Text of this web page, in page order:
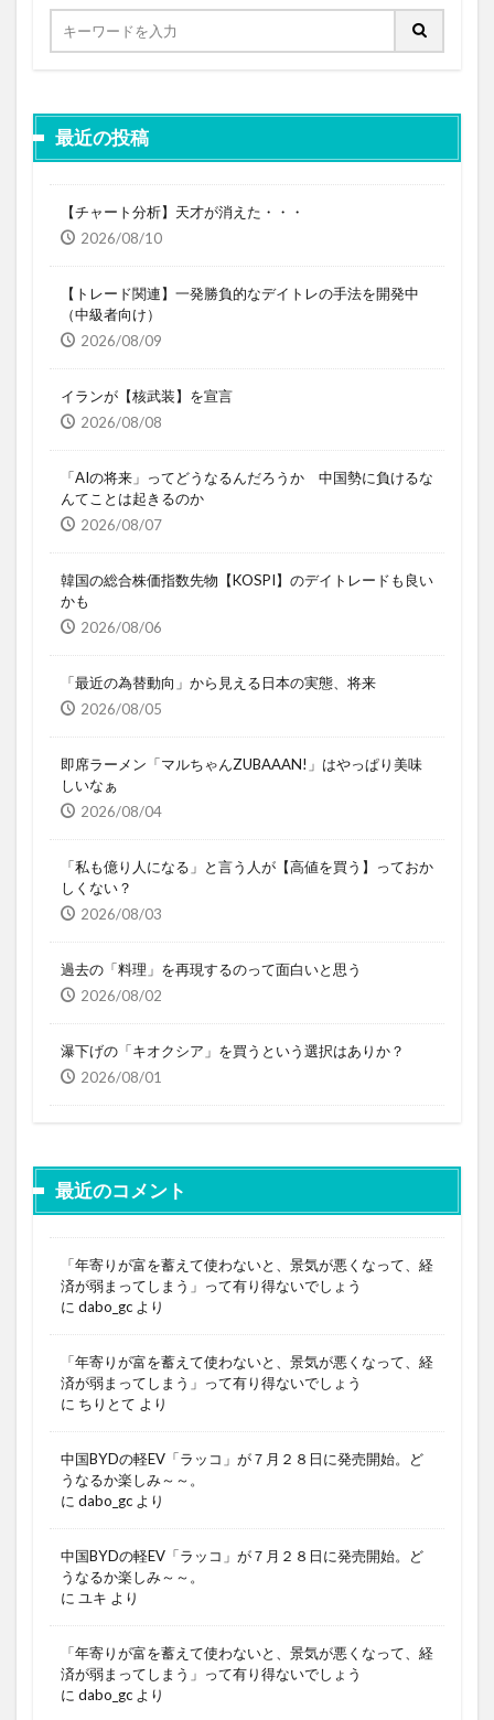
最近の投稿
【チャート分析】天才が消えた・・・
2026/08/10
【トレード関連】一発勝負的なデイトレの手法を開発中
（中級者向け）
2026/08/09
イランが【核武装】を宣言
2026/08/08
「AIの将来」ってどうなるんだろうか 中国勢に負けるな
んてことは起きるのか
2026/08/07
韓国の総合株価指数先物【KOSPI】のデイトレードも良い
かも
2026/08/06
「最近の為替動向」から見える日本の実態、将来
2026/08/05
即席ラーメン「マルちゃんZUBAAAN!」はやっぱり美味
しいなぁ
2026/08/04
「私も億り人になる」と言う人が【高値を買う】っておか
しくない？
2026/08/03
過去の「料理」を再現するのって面白いと思う
2026/08/02
瀑下げの「キオクシア」を買うという選択はありか？
2026/08/01
最近のコメント
「年寄りが富を蓄えて使わないと、景気が悪くなって、経
済が弱まってしまう」って有り得ないでしょう
に dabo_gc より
「年寄りが富を蓄えて使わないと、景気が悪くなって、経
済が弱まってしまう」って有り得ないでしょう
に ちりとて より
中国BYDの軽EV「ラッコ」が７月２８日に発売開始。ど
うなるか楽しみ～～。
に dabo_gc より
中国BYDの軽EV「ラッコ」が７月２８日に発売開始。ど
うなるか楽しみ～～。
に ユキ より
「年寄りが富を蓄えて使わないと、景気が悪くなって、経
済が弱まってしまう」って有り得ないでしょう
に dabo_gc より